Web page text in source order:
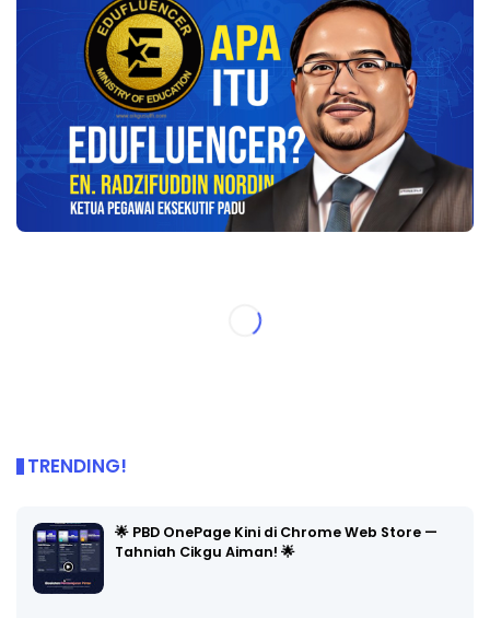
TRENDING!
🌟 PBD OnePage Kini di Chrome Web Store —
Tahniah Cikgu Aiman! 🌟